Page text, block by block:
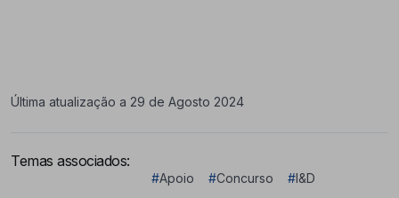
Última atualização a 29 de Agosto 2024
Temas associados:
#Apoio #Concurso #I&D